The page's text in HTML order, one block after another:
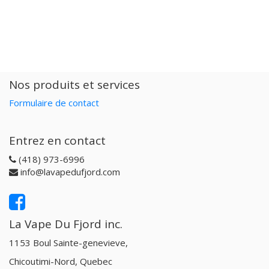
Nos produits et services
Formulaire de contact
Entrez en contact
(418) 973-6996
info@lavapedufjord.com
La Vape Du Fjord inc.
1153 Boul Sainte-genevieve,
Chicoutimi-Nord, Quebec